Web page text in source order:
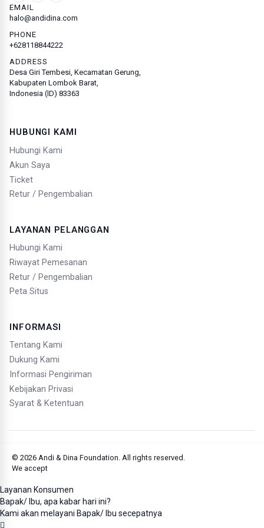
EMAIL
halo@andidina.com
PHONE
+628118844222
ADDRESS
Desa Giri Tembesi, Kecamatan Gerung,
Kabupaten Lombok Barat,
Indonesia (ID) 83363
HUBUNGI KAMI
Hubungi Kami
Akun Saya
Ticket
Retur / Pengembalian
LAYANAN PELANGGAN
Hubungi Kami
Riwayat Pemesanan
Retur / Pengembalian
Peta Situs
INFORMASI
Tentang Kami
Dukung Kami
Informasi Pengiriman
Kebijakan Privasi
Syarat & Ketentuan
© 2026 Andi & Dina Foundation . All rights reserved.
We accept
Layanan Konsumen
Bapak/ Ibu, apa kabar hari ini?
Kami akan melayani Bapak/ Ibu secepatnya